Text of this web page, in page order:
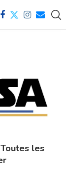
les